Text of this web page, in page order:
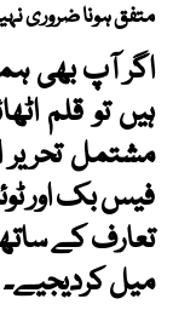
متفق ہونا ضروری
اگر آپ بھی
مشتمل تحریر
فیس بک اور
تعارف کے
میل کردیجیے۔